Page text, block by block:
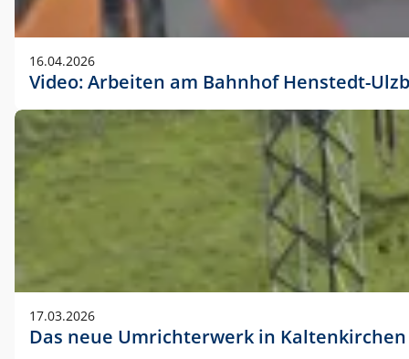
16.04.2026
Video: Arbeiten am Bahnhof Henstedt-
17.03.2026
Das neue Umrichterwerk in Kaltenkirchen